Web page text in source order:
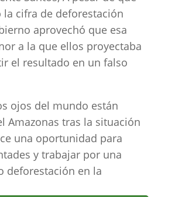
la cifra de deforestación
aprovechó que esa
a la que ellos proyectaba
el resultado en un falso
ojos del mundo están
Amazonas tras la situación
una oportunidad para
y trabajar por una
deforestación en la